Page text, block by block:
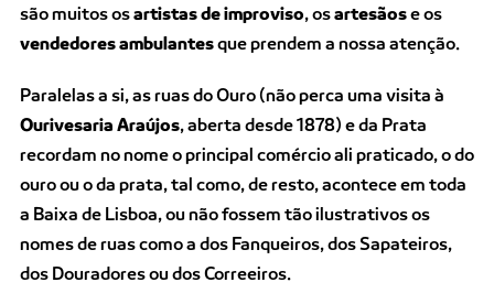
são muitos osartistas de improviso, osartesãose os
vendedores ambulantesque prendem a nossa atenção.
Paralelas a si, as ruas do Ouro (não perca uma visita à
Ourivesaria Araújos, aberta desde 1878) e da Prata
recordam no nome o principal comércio ali praticado, o do
ouro ou o da prata, tal como, de resto, acontece em toda
a Baixa de Lisboa, ou não fossem tão ilustrativos os
nomes de ruas como a dos Fanqueiros, dos Sapateiros,
dos Douradores ou dos Correeiros.